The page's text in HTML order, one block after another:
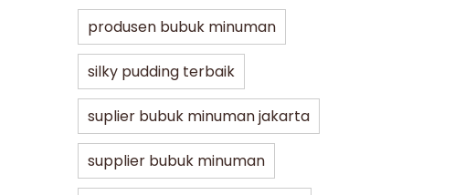
produsen bubuk minuman
silky pudding terbaik
suplier bubuk minuman jakarta
supplier bubuk minuman